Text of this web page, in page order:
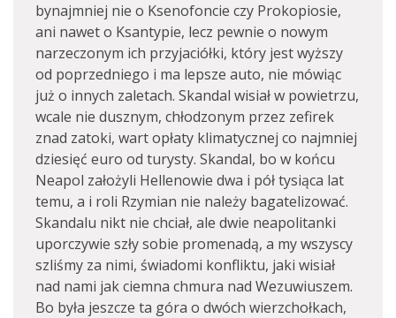
bynajmniej nie o Ksenofoncie czy Prokopiosie,
ani nawet o Ksantypie, lecz pewnie o nowym
narzeczonym ich przyjaciółki, który jest wyższy
od poprzedniego i ma lepsze auto, nie mówiąc
już o innych zaletach. Skandal wisiał w powietrzu,
wcale nie dusznym, chłodzonym przez zefirek
znad zatoki, wart opłaty klimatycznej co najmniej
dziesięć euro od turysty. Skandal, bo w końcu
Neapol założyli Hellenowie dwa i pół tysiąca lat
temu, a i roli Rzymian nie należy bagatelizować.
Skandalu nikt nie chciał, ale dwie neapolitanki
uporczywie szły sobie promenadą, a my wszyscy
szliśmy za nimi, świadomi konfliktu, jaki wisiał
nad nami jak ciemna chmura nad Wezuwiuszem.
Bo była jeszcze ta góra o dwóch wierzchołkach,